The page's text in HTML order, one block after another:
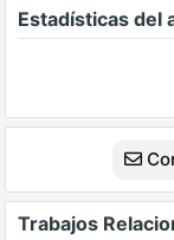
Estadísticas del
Trabajos